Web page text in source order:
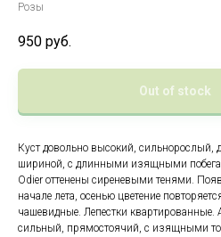
Розы
950 руб.
Out of stock
Куст довольно высокий, сильнорослый,
шириной, с длинными изящными
Odier оттенены сиреневыми тенями.
начале лета, осенью цветение
чашевидные. Лепестки
сильный, прямостоячий, с изящными